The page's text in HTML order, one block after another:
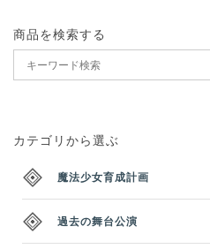
商品を検索する
カテゴリから選ぶ
魔法少女育成計画
過去の舞台公演